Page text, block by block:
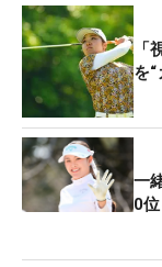
を繰り広げた3
す」と安堵の表
スが来たときに
次戦は8日（金
「北海道 meiji
ースは「アップ
難しいイメー
を
一
0